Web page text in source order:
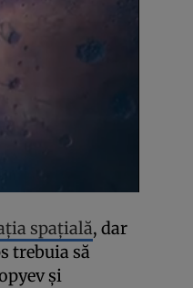
spaţială, dar
trebuia să
şi